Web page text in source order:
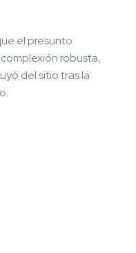
el presunto
robusta,
del sitio tras la